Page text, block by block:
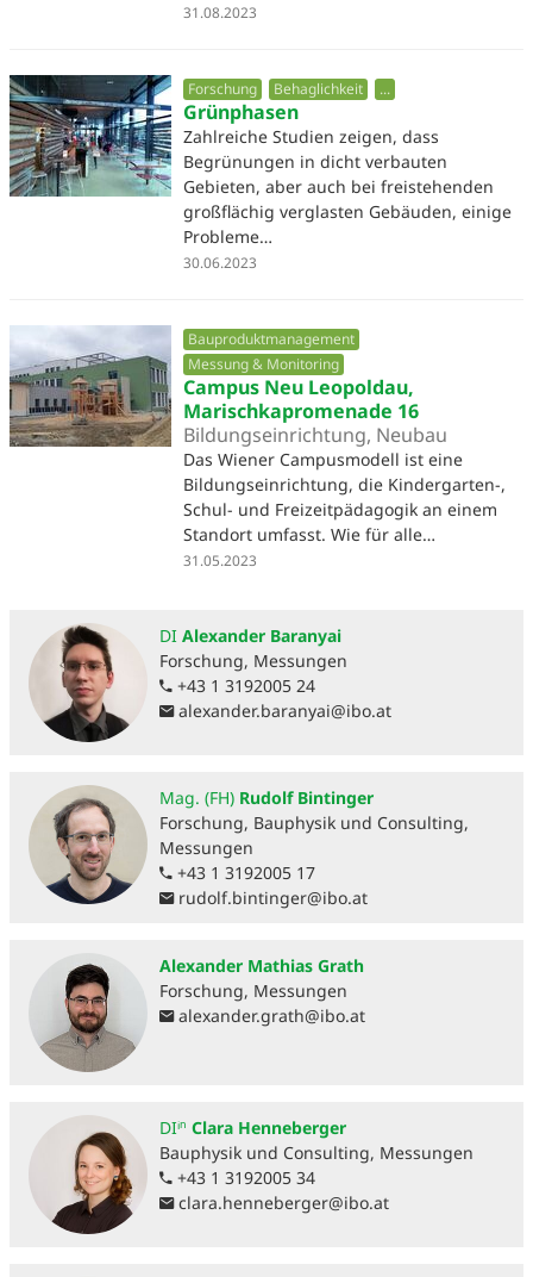
31.08.2023
Forschung Behaglichkeit ...
Grünphasen
Zahlreiche Studien zeigen, dass
Begrünungen in dicht verbauten
Gebieten, aber auch bei freistehenden
großflächig verglasten Gebäuden, einige
Probleme…
30.06.2023
Bauproduktmanagement
Messung & Monitoring
Campus Neu Leopoldau,
Marischkapromenade 16
Bildungseinrichtung, Neubau
Das Wiener Campusmodell ist eine
Bildungseinrichtung, die Kindergarten-,
Schul- und Freizeitpädagogik an einem
Standort umfasst. Wie für alle…
31.05.2023
DI Alexander Baranyai
Forschung, Messungen
+43 1 3192005 24
alexander.baranyai@ibo.at
Mag. (FH) Rudolf Bintinger
Forschung, Bauphysik und Consulting,
Messungen
+43 1 3192005 17
rudolf.bintinger@ibo.at
Alexander Mathias Grath
Forschung, Messungen
alexander.grath@ibo.at
DIⁱⁿ Clara Henneberger
Bauphysik und Consulting, Messungen
+43 1 3192005 34
clara.henneberger@ibo.at